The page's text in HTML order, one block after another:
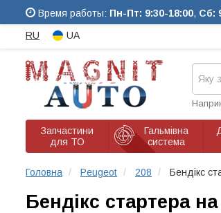
Время работы: Пн-Пт: 9:30-18:00, Сб:
RU UA
Запчастини
для ТО
Гальмівна
система
Головна Peugeot 208 Бендікс
Бендікс стартера